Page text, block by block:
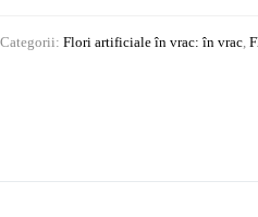
Categorii: Flori artificiale în vrac: în vrac